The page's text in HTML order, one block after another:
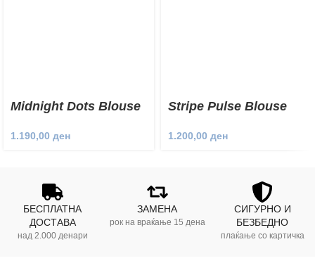
Midnight Dots Blouse
1.190,00 ден
Stripe Pulse Blouse
1.200,00 ден
БЕСПЛАТНА
ДОСТАВА
над 2.000 денари
ЗАМЕНА
рок на враќање 15 дена
СИГУРНО И
БЕЗБЕДНО
плаќање со картичка